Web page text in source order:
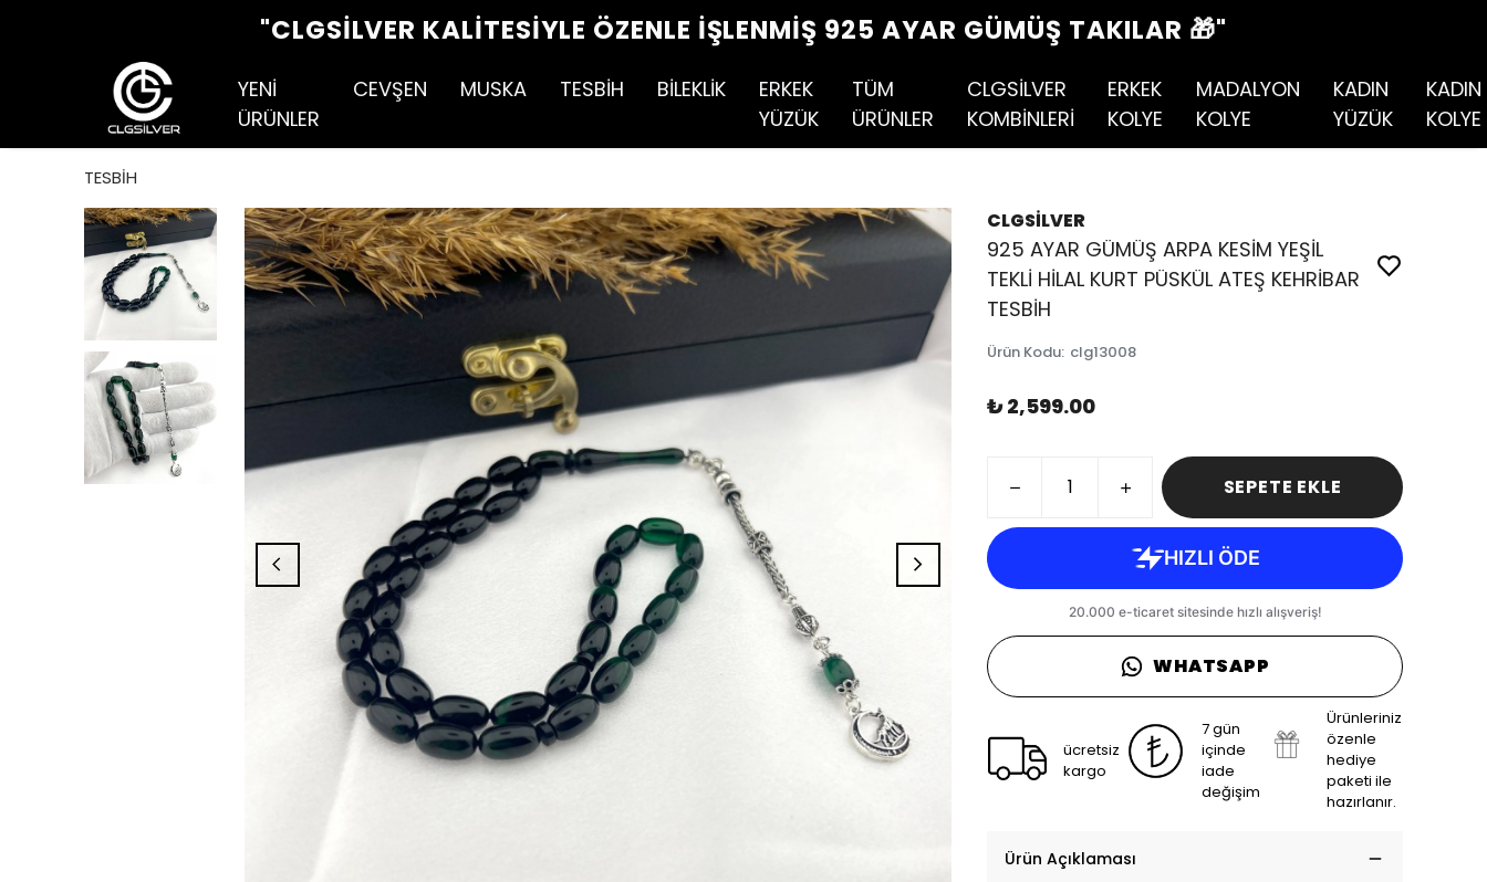
"CLGSILVER KALITESIYLE ÖZENLE İŞLENMIŞ 925 AYAR GÜMÜŞ TAKILAR 🎁"
YENİ
ÜRÜNLER
CEVŞEN MUSKA TESBİH BİLEKLİK
ERKEK
YÜZÜK
TÜM
ÜRÜNLER
CLGSİLVER
KOMBİNLERİ
ERKEK
KOLYE
MADALYON
KOLYE
KADIN
YÜZÜK
KADIN
KOLYE
TESBİH
CLGSİLVER
925 AYAR GÜMÜŞ ARPA KESİM YEŞİL
TEKLİ HİLAL KURT PÜSKÜL ATEŞ KEHRİBAR
TESBİH
Ürün Kodu: clg13008
₺ 2,599.00
SEPETE EKLE
WHATSAPP
ücretsiz
kargo
7 gün
içinde
iade
değişim
Ürünleriniz
özenle
hediye
paketi ile
hazırlanır.
Ürün Açıklaması